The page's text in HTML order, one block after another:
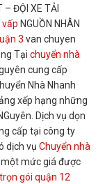
– ĐỘI XE TẢI
vấp NGUỒN NHÂN
3 van chuyen
Tại chuyển nhà
cung cấp
Nhà Nhanh
xếp hạng những
Dịch vụ dọn
cấp tại công ty
dịch vụ Chuyển nhà
một mức giá được
gói quận 12